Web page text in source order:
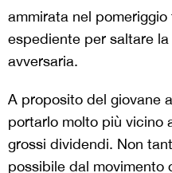
ammirata nel
espediente per saltare
avversaria.
A proposito del giovane
portarlo molto più vicino
grossi dividendi. Non
possibile dal movimento